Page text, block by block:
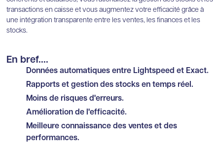
transactions en caisse et vous augmentez votre efficacité grâce à
une intégration transparente entre les ventes, les finances et les
stocks.
En bref....
Données automatiques entre Lightspeed et Exact.
Rapports et gestion des stocks en temps réel.
Moins de risques d'erreurs.
Amélioration de l'efficacité.
Meilleure connaissance des ventes et des
performances.